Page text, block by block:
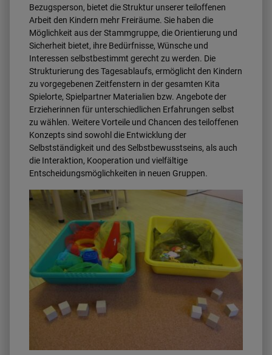
Bezugsperson, bietet die Struktur unserer teiloffenen
Arbeit den Kindern mehr Freiräume. Sie haben die
Möglichkeit aus der Stammgruppe, die Orientierung und
Sicherheit bietet, ihre Bedürfnisse, Wünsche und
Interessen selbstbestimmt gerecht zu werden. Die
Strukturierung des Tagesablaufs, ermöglicht den Kindern
zu vorgegebenen Zeitfenstern in der gesamten Kita
Spielorte, Spielpartner Materialien bzw. Angebote der
Erzieherinnen für unterschiedlichen Erfahrungen selbst
zu wählen. Weitere Vorteile und Chancen des teiloffenen
Konzepts sind sowohl die Entwicklung der
Selbstständigkeit und des Selbstbewusstseins, als auch
die Interaktion, Kooperation und vielfältige
Entscheidungsmöglichkeiten in neuen Gruppen.